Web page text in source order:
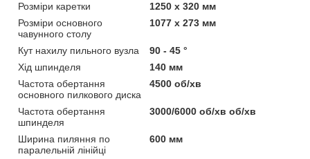
Розміри каретки
1250 х 320 мм
Розміри основного
чавунного столу
1077 х 273 мм
Кут нахилу пильного вузла
90 - 45 °
Хід шпинделя
140 мм
Частота обертання
основного пилкового диска
4500 об/хв
Частота обертання
шпинделя
3000/6000 об/хв об/хв
Ширина пиляння по
паралельній лінійці
600 мм